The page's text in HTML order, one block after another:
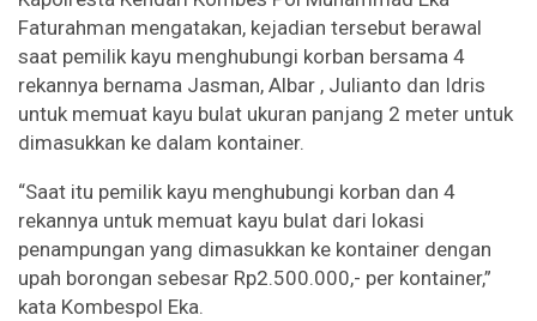
Faturahman mengatakan, kejadian tersebut berawal
saat pemilik kayu menghubungi korban bersama 4
rekannya bernama Jasman, Albar , Julianto dan Idris
untuk memuat kayu bulat ukuran panjang 2 meter untuk
dimasukkan ke dalam kontainer.
“Saat itu pemilik kayu menghubungi korban dan 4
rekannya untuk memuat kayu bulat dari lokasi
penampungan yang dimasukkan ke kontainer dengan
upah borongan sebesar Rp2.500.000,- per kontainer,”
kata Kombespol Eka.